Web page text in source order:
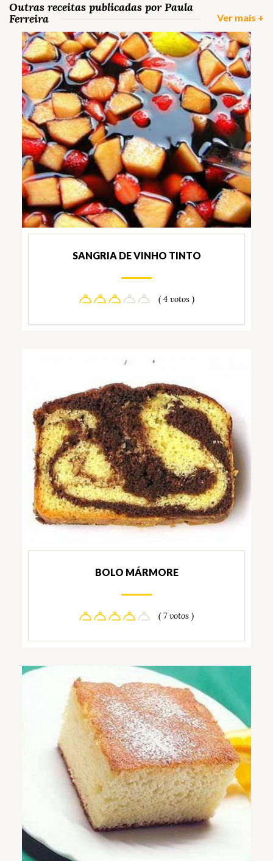
Outras receitas publicadas por Paula
Ferreira
Ver mais +
SANGRIA DE VINHO TINTO
( 4 votos )
BOLO MÁRMORE
( 7 votos )